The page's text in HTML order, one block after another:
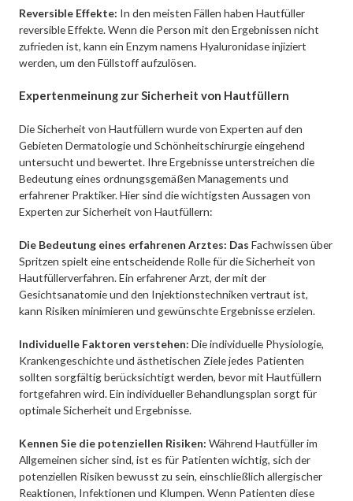
Reversible Effekte: In den meisten Fällen haben Hautfüller
reversible Effekte. Wenn die Person mit den Ergebnissen nicht
zufrieden ist, kann ein Enzym namens Hyaluronidase injiziert
werden, um den Füllstoff aufzulösen.
Expertenmeinung zur Sicherheit von Hautfüllern
Die Sicherheit von Hautfüllern wurde von Experten auf den
Gebieten Dermatologie und Schönheitschirurgie eingehend
untersucht und bewertet. Ihre Ergebnisse unterstreichen die
Bedeutung eines ordnungsgemäßen Managements und
erfahrener Praktiker. Hier sind die wichtigsten Aussagen von
Experten zur Sicherheit von Hautfüllern:
Die Bedeutung eines erfahrenen Arztes: Das Fachwissen über
Spritzen spielt eine entscheidende Rolle für die Sicherheit von
Hautfüllerverfahren. Ein erfahrener Arzt, der mit der
Gesichtsanatomie und den Injektionstechniken vertraut ist,
kann Risiken minimieren und gewünschte Ergebnisse erzielen.
Individuelle Faktoren verstehen: Die individuelle Physiologie,
Krankengeschichte und ästhetischen Ziele jedes Patienten
sollten sorgfältig berücksichtigt werden, bevor mit Hautfüllern
fortgefahren wird. Ein individueller Behandlungsplan sorgt für
optimale Sicherheit und Ergebnisse.
Kennen Sie die potenziellen Risiken: Während Hautfüller im
Allgemeinen sicher sind, ist es für Patienten wichtig, sich der
potenziellen Risiken bewusst zu sein, einschließlich allergischer
Reaktionen, Infektionen und Klumpen. Wenn Patienten diese